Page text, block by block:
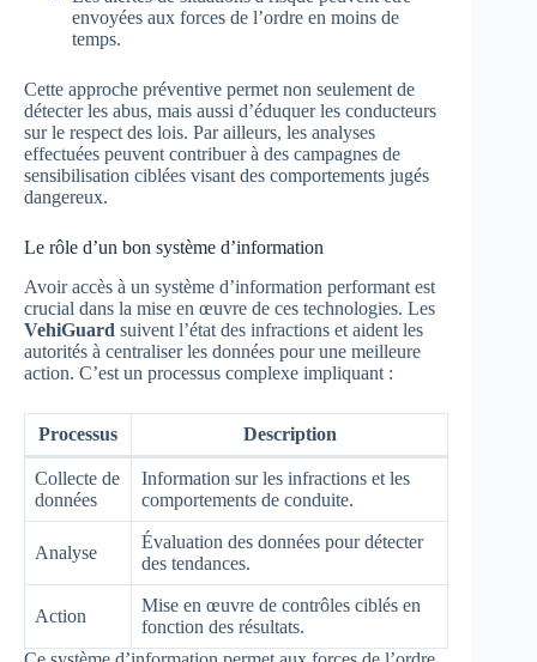
envoyées aux forces de l’ordre en moins de
temps.
Cette approche préventive permet non seulement de
détecter les abus, mais aussi d’éduquer les conducteurs
sur le respect des lois. Par ailleurs, les analyses
effectuées peuvent contribuer à des campagnes de
sensibilisation ciblées visant des comportements jugés
dangereux.
Le rôle d’un bon système d’information
Avoir accès à un système d’information performant est
crucial dans la mise en œuvre de ces technologies. Les
VehiGuard suivent l’état des infractions et aident les
autorités à centraliser les données pour une meilleure
action. C’est un processus complexe impliquant :
Processus Description
Collecte de
données
Information sur les infractions et les
comportements de conduite.
Analyse
Évaluation des données pour détecter
des tendances.
Action
Mise en œuvre de contrôles ciblés en
fonction des résultats.